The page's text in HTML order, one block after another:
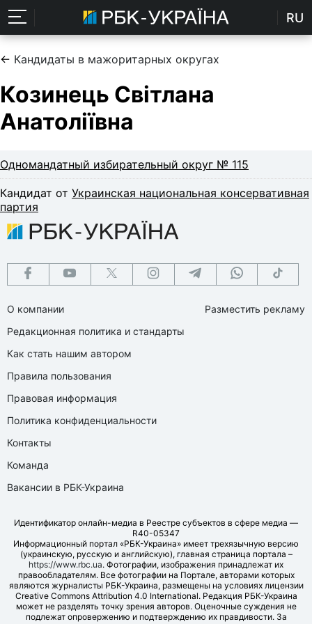
RU
← Кандидаты в мажоритарных округах
Козинець Світлана
Анатоліївна
Одномандатный избирательный округ № 115
Кандидат от Украинская национальная консервативная
партия
О компании
Редакционная политика и стандарты
Как стать нашим автором
Правила пользования
Правовая информация
Политика конфиденциальности
Контакты
Команда
Вакансии в РБК-Украина
Разместить рекламу
Идентификатор онлайн-медиа в Реестре субъектов в сфере медиа —
R40-05347
Информационный портал «РБК-Украина» имеет трехязычную версию
(украинскую, русскую и английскую), главная страница портала –
https://www.rbc.ua. Фотографии, изображения принадлежат их
правообладателям. Все фотографии на Портале, авторами которых
являются журналисты РБК-Украина, размещены на условиях лицензии
Creative Commons Attribution 4.0 International. Редакция РБК-Украина
может не разделять точку зрения авторов. Оценочные суждения не
подлежат опровержению и подтверждению их правдивости. За